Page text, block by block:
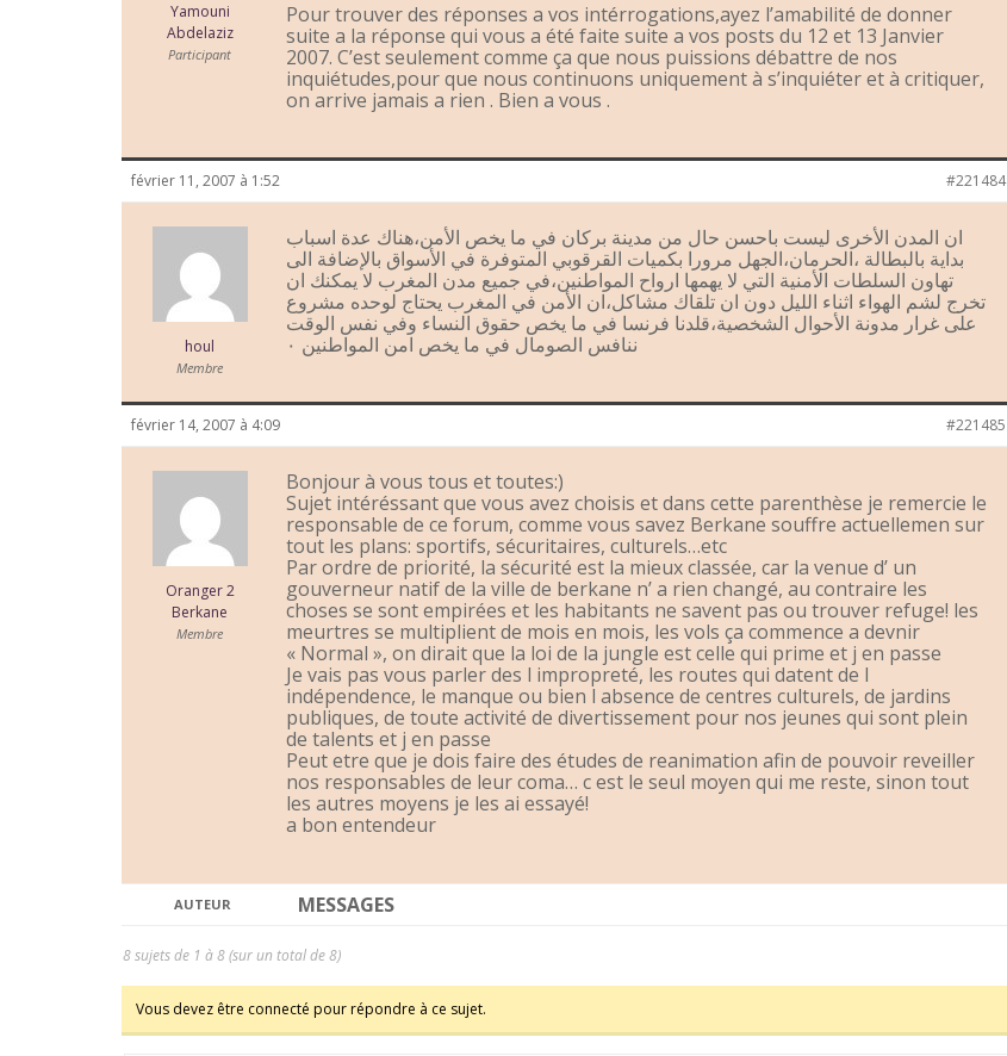
Yamouni
Abdelaziz
Participant
Pour trouver des réponses a vos intérrogations,ayez l’amabilité de donner
suite a la réponse qui vous a été faite suite a vos posts du 12 et 13 Janvier
2007. C’est seulement comme ça que nous puissions débattre de nos
inquiétudes,pour que nous continuons uniquement à s’inquiéter et à critiquer,
on arrive jamais a rien . Bien a vous .
février 11, 2007 à 1:52 #221484
houl
Membre
ان المدن الأخرى ليست باحسن حال من مدينة بركان في ما يخص الأمن،هناك عدة اسباب
بداية بالبطالة ،الحرمان،الجهل مرورا بكميات القرقوبي المتوفرة في الأسواق بالإضافة الى
تهاون السلطات الأمنية التي لا يهمها ارواح المواطنين،في جميع مدن المغرب لا يمكنك ان
تخرج لشم الهواء اثناء الليل دون ان تلقاك مشاكل،ان الأمن في المغرب يحتاج لوحده مشروع
على غرار مدونة الأحوال الشخصية،قلدنا فرنسا في ما يخص حقوق النساء وفي نفس الوقت
ننافس الصومال في ما يخص امن المواطنين ٠
février 14, 2007 à 4:09 #221485
Oranger 2
Berkane
Membre
Bonjour à vous tous et toutes:)
Sujet intéréssant que vous avez choisis et dans cette parenthèse je remercie le
responsable de ce forum, comme vous savez Berkane souffre actuellemen sur
tout les plans: sportifs, sécuritaires, culturels…etc
Par ordre de priorité, la sécurité est la mieux classée, car la venue d’ un
gouverneur natif de la ville de berkane n’ a rien changé, au contraire les
choses se sont empirées et les habitants ne savent pas ou trouver refuge! les
meurtres se multiplient de mois en mois, les vols ça commence a devnir
« Normal », on dirait que la loi de la jungle est celle qui prime et j en passe
Je vais pas vous parler des l impropreté, les routes qui datent de l
indépendence, le manque ou bien l absence de centres culturels, de jardins
publiques, de toute activité de divertissement pour nos jeunes qui sont plein
de talents et j en passe
Peut etre que je dois faire des études de reanimation afin de pouvoir reveiller
nos responsables de leur coma… c est le seul moyen qui me reste, sinon tout
les autres moyens je les ai essayé!
a bon entendeur
AUTEUR MESSAGES
8 sujets de 1 à 8 (sur un total de 8)
Vous devez être connecté pour répondre à ce sujet.